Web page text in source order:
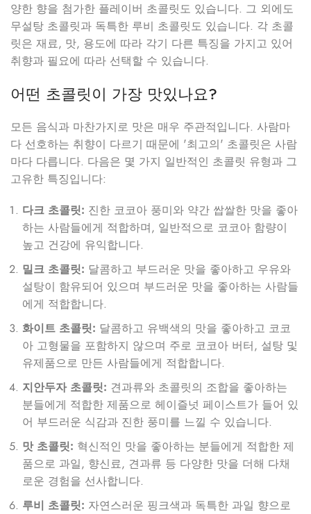
양한 향을 첨가한 플레이버 초콜릿도 있습니다. 그 외에도
무설탕 초콜릿과 독특한 루비 초콜릿도 있습니다. 각 초콜
릿은 재료, 맛, 용도에 따라 각기 다른 특징을 가지고 있어
취향과 필요에 따라 선택할 수 있습니다.
어떤 초콜릿이 가장 맛있나요?
모든 음식과 마찬가지로 맛은 매우 주관적입니다. 사람마
다 선호하는 취향이 다르기 때문에 '최고의' 초콜릿은 사람
마다 다릅니다. 다음은 몇 가지 일반적인 초콜릿 유형과 그
고유한 특징입니다:
다크 초콜릿: 진한 코코아 풍미와 약간 쌉쌀한 맛을 좋아
하는 사람들에게 적합하며, 일반적으로 코코아 함량이
높고 건강에 유익합니다.
밀크 초콜릿: 달콤하고 부드러운 맛을 좋아하고 우유와
설탕이 함유되어 있으며 부드러운 맛을 좋아하는 사람들
에게 적합합니다.
화이트 초콜릿: 달콤하고 유백색의 맛을 좋아하고 코코
아 고형물을 포함하지 않으며 주로 코코아 버터, 설탕 및
유제품으로 만든 사람들에게 적합합니다.
지안두자 초콜릿: 견과류와 초콜릿의 조합을 좋아하는
분들에게 적합한 제품으로 헤이즐넛 페이스트가 들어 있
어 부드러운 식감과 진한 풍미를 느낄 수 있습니다.
맛 초콜릿: 혁신적인 맛을 좋아하는 분들에게 적합한 제
품으로 과일, 향신료, 견과류 등 다양한 맛을 더해 다채
로운 경험을 선사합니다.
루비 초콜릿: 자연스러운 핑크색과 독특한 과일 향으로